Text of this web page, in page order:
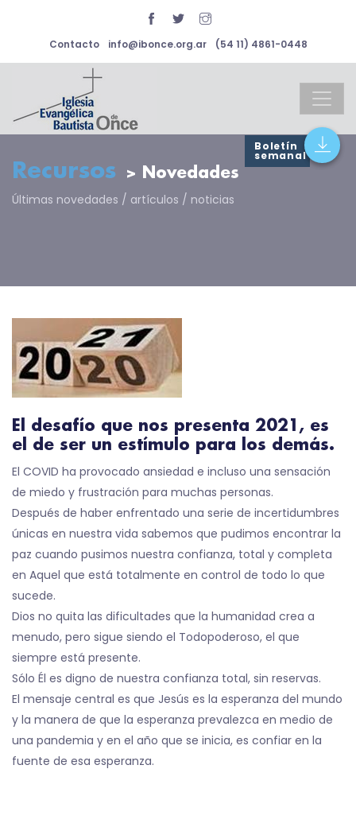
Contacto info@ibonce.org.ar (54 11) 4861-0448
Boletín
semanal
Recursos > Novedades
Últimas novedades / artículos / noticias
El desafío que nos presenta 2021, es
el de ser un estímulo para los demás.
El COVID ha provocado ansiedad e incluso una sensación
de miedo y frustración para muchas personas.
Después de haber enfrentado una serie de incertidumbres
únicas en nuestra vida sabemos que pudimos encontrar la
paz cuando pusimos nuestra confianza, total y completa
en Aquel que está totalmente en control de todo lo que
sucede.
Dios no quita las dificultades que la humanidad crea a
menudo, pero sigue siendo el Todopoderoso, el que
siempre está presente.
Sólo Él es digno de nuestra confianza total, sin reservas.
El mensaje central es que Jesús es la esperanza del mundo
y la manera de que la esperanza prevalezca en medio de
una pandemia y en el año que se inicia, es confiar en la
fuente de esa esperanza.